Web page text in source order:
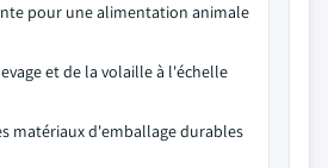
pour une alimentation animale
et de la volaille à l'échelle
matériaux d'emballage durables